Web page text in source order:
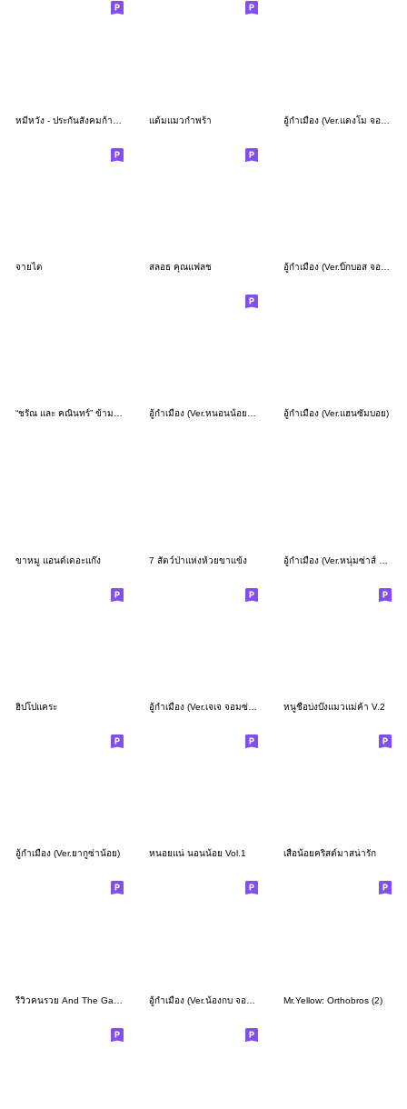
แต้มแมวกำพร้า อู้กำเมือง (Ver.แตงโม จอมกวน)
จายไต สลอธ คุณแฟลช อู้กำเมือง (Ver.บิ๊กบอส จอมป่วน)
“ชรัณ และ คณินทร์” ข้ามฟ้าเคียงเธอ อู้กำเมือง (Ver.หนอนน้อย จอมซน) อู้กำเมือง (Ver.แฮนซั่มบอย)
ขาหมู แอนด์เดอะแก๊ง 7 สัตว์ป่าแห่งห้วยขาเเข้ง
ฮิปโปแคระ หนูชื่อบ่งบ๊งแมวแม่ค้า V.2
อู้กำเมือง (Ver.ยากูซ่าน้อย) หนอยแน่ นอนน้อย Vol.1 เสือน้อยคริสต์มาสน่ารัก
Mr.Yellow: Orthobros (2)